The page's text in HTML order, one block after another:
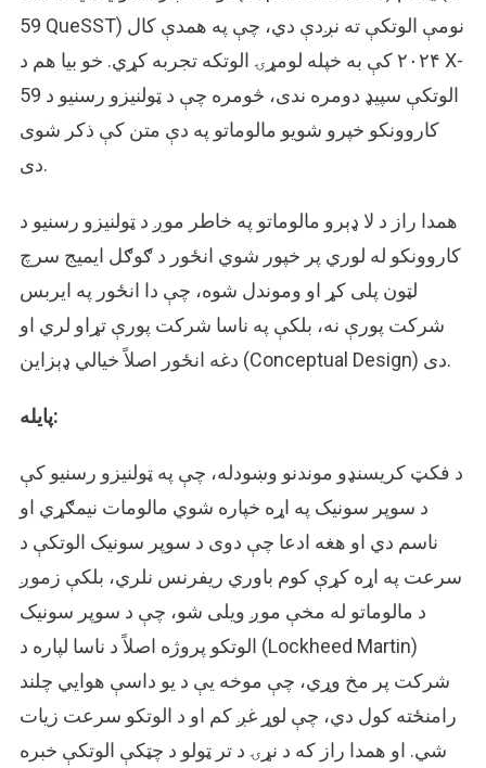
59 QueSST) نومې الوتکې ته نږدې دي، چې په همدې کال
۲۰۲۴ کې به خپله لومړۍ الوتکه تجربه کړي. خو بیا هم د X-
59 الوتکې سپیډ دومره ندی، څومره چې د ټولنیزو رسنیو د
کاروونکو خپرو شویو مالوماتو په دې متن کې ذکر شوی
دی.
همدا راز د لا ډېرو مالوماتو په خاطر موږ د ټولنیزو رسنیو د
کاروونکو له لوري پر خپور شوي انځور د ګوګل ایمیج سرچ
لټون پلی کړ او وموندل شوه، چې دا انځور په ایربس
شرکت پورې نه، بلکې په ناسا شرکت پورې تړاو لري او
دغه انځور اصلاً خیالي ډېزاین (Conceptual Design) دی.
پایله:
د فکټ کریسنډو موندنو وښودله، چې په ټولنیزو رسنیو کې
د سوپر سونیک په اړه خپاره شوي مالومات نیمګړي او
ناسم دي او هغه ادعا چې دوی د سوپر سونیک الوتکې د
سرعت په اړه کړې کوم باوري ریفرنس نلري، بلکې زموږ
د مالوماتو له مخې موږ ویلی شو، چې د سوپر سونیک
الوتکو پروژه اصلاً د ناسا لپاره د (Lockheed Martin)
شرکت پر مخ وړي، چې موخه یې د یو داسې هوایي چلند
رامنځته کول دي، چې لوړ غږ کم او د الوتکو سرعت زیات
شي. او همدا راز که د نړۍ د تر ټولو د چټکې الوتکې خبره